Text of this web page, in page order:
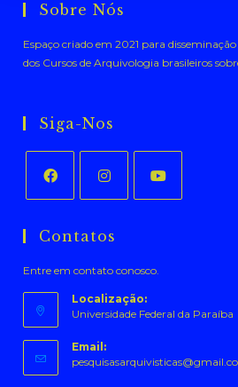
Sobre Nós
Espaço criado em 2021 para disseminação
dos Cursos de Arquivologia brasileiros
Siga-Nos
em
nova
aba
em
nova
aba
nova
aba
Contatos
Entre em contato conosco.
Localização:
Universidade Federal da Paraíba
Email: